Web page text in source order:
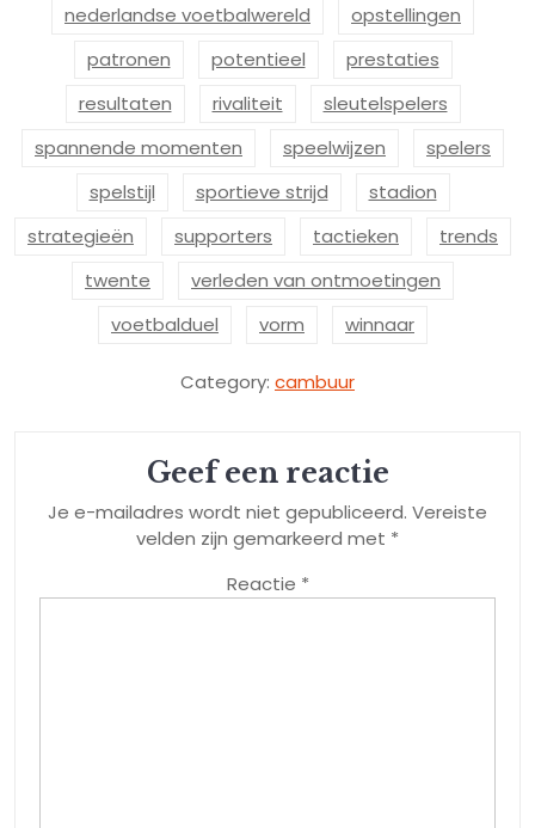
nederlandse voetbalwereld
opstellingen
patronen
potentieel
prestaties
resultaten
rivaliteit
sleutelspelers
spannende momenten
speelwijzen
spelers
spelstijl
sportieve strijd
stadion
strategieën
supporters tactieken
trends
twente
verleden van ontmoetingen
voetbalduel
vorm winnaar
Category: cambuur
Geef een reactie
Je e-mailadres wordt niet gepubliceerd. Vereiste
velden zijn gemarkeerd met *
Reactie *